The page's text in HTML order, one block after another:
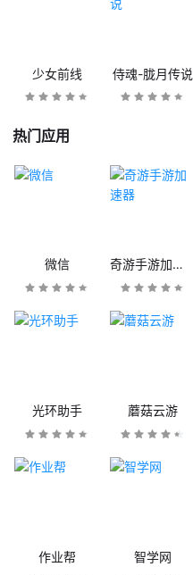
少女前线 侍魂-胧月传说
热门应用
微信 奇游手游加速器
光环助手 蘑菇云游
作业帮 智学网